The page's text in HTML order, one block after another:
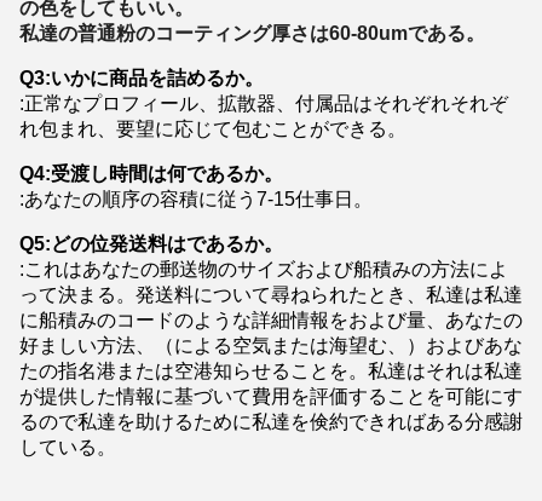
の色をしてもいい。
私達の普通粉のコーティング厚さは60-80umである。
Q3:いかに商品を詰めるか。
:正常なプロフィール、拡散器、付属品はそれぞれそれぞ
れ包まれ、要望に応じて包むことができる。
Q4:受渡し時間は何であるか。
:あなたの順序の容積に従う7-15仕事日。
Q5:どの位発送料はであるか。
:これはあなたの郵送物のサイズおよび船積みの方法によ
って決まる。発送料について尋ねられたとき、私達は私達
に船積みのコードのような詳細情報をおよび量、あなたの
好ましい方法、（による空気または海望む、）およびあな
たの指名港または空港知らせることを。私達はそれは私達
が提供した情報に基づいて費用を評価することを可能にす
るので私達を助けるために私達を倹約できればある分感謝
している。